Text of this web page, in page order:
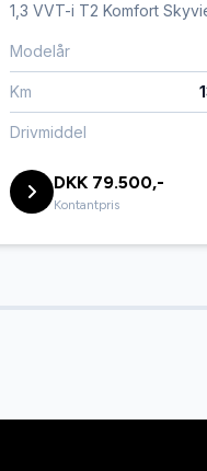
tilslutning
1,3 VVT-i T2 Komfort
Modelår
Km
Drivmiddel
DKK 79.500,-
Kontantpris